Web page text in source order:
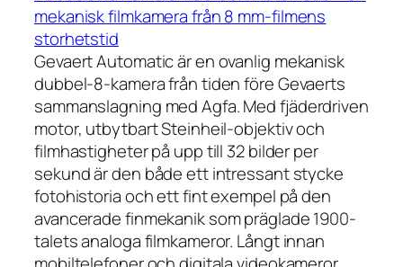
mekanisk filmkamera från 8 mm-filmens
storhetstid
Gevaert Automatic är en ovanlig mekanisk
dubbel-8-kamera från tiden före Gevaerts
sammanslagning med Agfa. Med fjäderdriven
motor, utbytbart Steinheil-objektiv och
filmhastigheter på upp till 32 bilder per
sekund är den både ett intressant stycke
fotohistoria och ett fint exempel på den
avancerade finmekanik som präglade 1900-
talets analoga filmkameror. Långt innan